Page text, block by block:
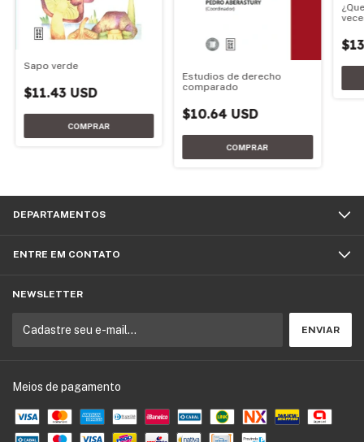
Sapo verde
$11.43 USD
Estudios de derecho
comparado
$10.64 USD
DEPARTAMENTOS
ENTRE EM CONTATO
NEWSLETTER
Meios de pagamento